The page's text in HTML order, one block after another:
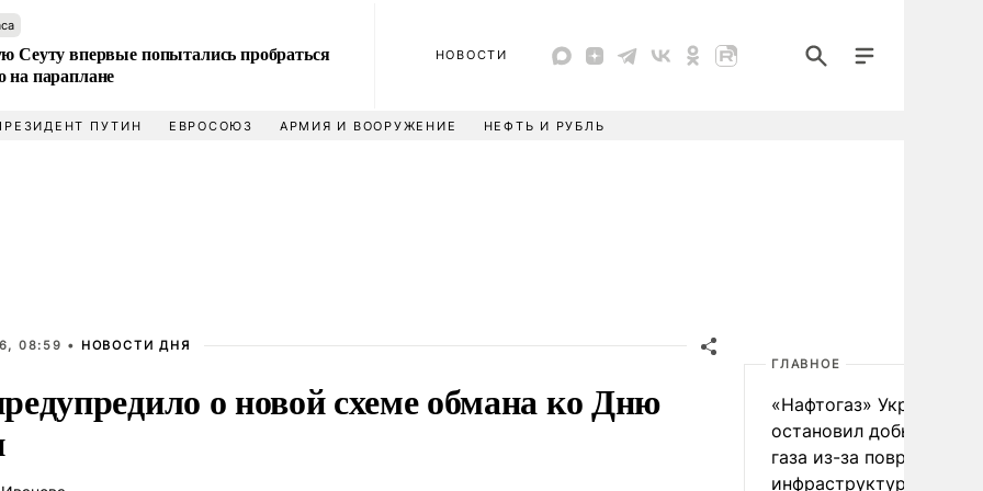
Сеуту впервые попытались пробраться
на параплане
НОВОСТИ
ПУТИН ЕВРОСОЮЗ АРМИЯ И ВООРУЖЕНИЕ НЕФТЬ И РУБЛЬ
08:59 • НОВОСТИ ДНЯ
о новой схеме обмана ко Дню
ГЛАВНОЕ
«Нафтогаз» Украины
остановил добычу
газа из-за повреждения
инфраструктуры